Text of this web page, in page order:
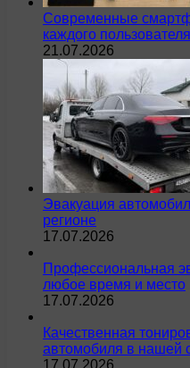
Современные
каждого пользователя
21.07.2026
Эвакуация
регионе
17.07.2026
Профессиональная
любое время и место
17.07.2026
Качественная
автомобиля в нашей
17.07.2026